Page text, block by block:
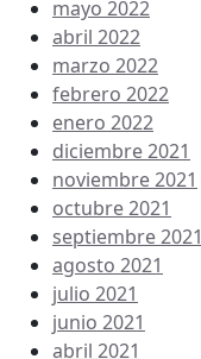
mayo 2022
abril 2022
marzo 2022
febrero 2022
enero 2022
diciembre 2021
noviembre 2021
octubre 2021
septiembre 2021
agosto 2021
julio 2021
junio 2021
abril 2021